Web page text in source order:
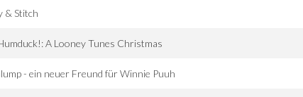
& Stitch
A Looney Tunes Christmas
- ein neuer Freund für Winnie Puuh